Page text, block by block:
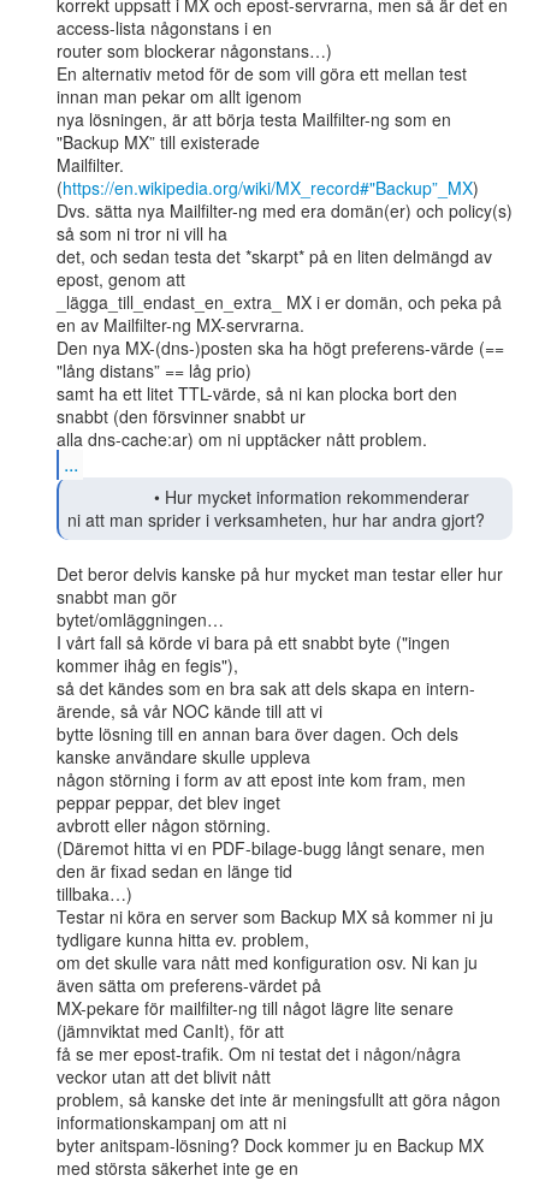
korrekt uppsatt i MX och epost-servrarna, men så är det en
access-lista någonstans i en
router som blockerar någonstans…)
En alternativ metod för de som vill göra ett mellan test
innan man pekar om allt igenom
nya lösningen, är att börja testa Mailfilter-ng som en
"Backup MX” till existerade
Mailfilter.
(https://en.wikipedia.org/wiki/MX_record#"Backup”_MX)
Dvs. sätta nya Mailfilter-ng med era domän(er) och policy(s)
så som ni tror ni vill ha
det, och sedan testa det *skarpt* på en liten delmängd av
epost, genom att
_lägga_till_endast_en_extra_ MX i er domän, och peka på
en av Mailfilter-ng MX-servrarna.
Den nya MX-(dns-)posten ska ha högt preferens-värde (==
"lång distans” == låg prio)
samt ha ett litet TTL-värde, så ni kan plocka bort den
snabbt (den försvinner snabbt ur
...
ni att man sprider i verksamheten, hur har andra gjort?
Det beror delvis kanske på hur mycket man testar eller hur
snabbt man gör
bytet/omläggningen…
I vårt fall så körde vi bara på ett snabbt byte ("ingen
kommer ihåg en fegis"),
så det kändes som en bra sak att dels skapa en intern-
ärende, så vår NOC kände till att vi
bytte lösning till en annan bara över dagen. Och dels
kanske användare skulle uppleva
någon störning i form av att epost inte kom fram, men
peppar peppar, det blev inget
avbrott eller någon störning.
(Däremot hitta vi en PDF-bilage-bugg långt senare, men
den är fixad sedan en länge tid
tillbaka…)
Testar ni köra en server som Backup MX så kommer ni ju
tydligare kunna hitta ev. problem,
om det skulle vara nått med konfiguration osv. Ni kan ju
även sätta om preferens-värdet på
MX-pekare för mailfilter-ng till något lägre lite senare
(jämnviktat med CanIt), för att
få se mer epost-trafik. Om ni testat det i någon/några
veckor utan att det blivit nått
problem, så kanske det inte är meningsfullt att göra någon
informationskampanj om att ni
byter anitspam-lösning? Dock kommer ju en Backup MX
med största säkerhet inte ge en